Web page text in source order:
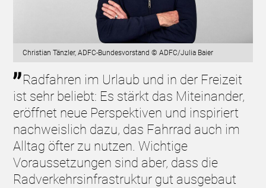
Christian Tänzler, ADFC-Bundesvorstand © ADFC/Julia Baier
Radfahren im Urlaub und in der Freizeit
ist sehr beliebt: Es stärkt das Miteinander,
eröffnet neue Perspektiven und inspiriert
nachweislich dazu, das Fahrrad auch im
Alltag öfter zu nutzen. Wichtige
Voraussetzungen sind aber, dass die
Radverkehrsinfrastruktur gut ausgebaut